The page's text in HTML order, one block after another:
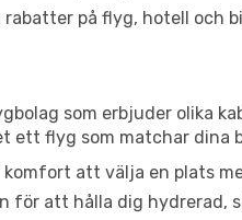
rabatter på flyg, hotell
som erbjuder olika
ett flyg som matchar dina
att välja en plats
att hålla dig hydrerad,